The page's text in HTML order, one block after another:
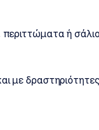
περιττώματα ή
με